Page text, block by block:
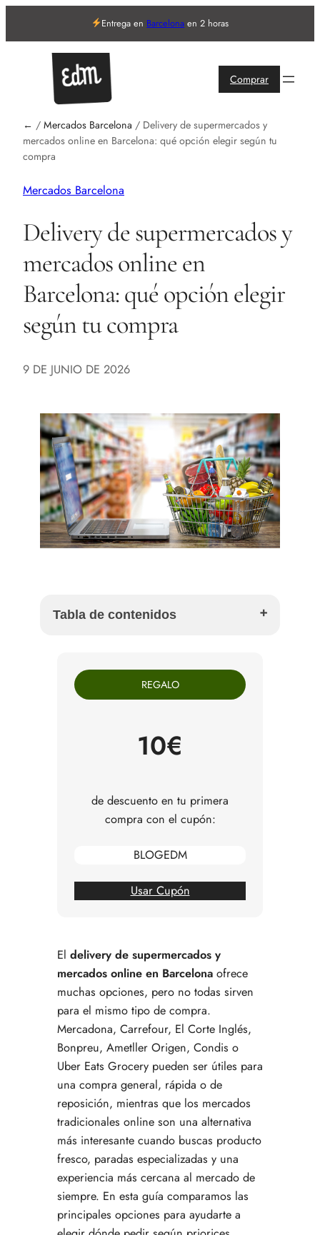
Entrega en Barcelona en 2 horas
Comprar
← / Mercados Barcelona / Delivery de supermercados y
mercados online en Barcelona: qué opción elegir según tu
compra
Mercados Barcelona
Delivery de supermercados y
mercados online en
Barcelona: qué opción elegir
según tu compra
9 DE JUNIO DE 2026
Tabla de contenidos
existen en Barcelona
Supermercado online vs mercado online:
diferencias reales
EsDeMercado como alternativa a los
supermercados y mercados online en Barcelona
REGALO
10€
de descuento en tu primera
compra con el cupón:
BLOGEDM
Usar Cupón
El delivery de supermercados y
mercados online en Barcelona ofrece
muchas opciones, pero no todas sirven
para el mismo tipo de compra.
Mercadona, Carrefour, El Corte Inglés,
Bonpreu, Ametller Origen, Condis o
Uber Eats Grocery pueden ser útiles para
una compra general, rápida o de
reposición, mientras que los mercados
tradicionales online son una alternativa
más interesante cuando buscas producto
fresco, paradas especializadas y una
experiencia más cercana al mercado de
siempre. En esta guía comparamos las
principales opciones para ayudarte a